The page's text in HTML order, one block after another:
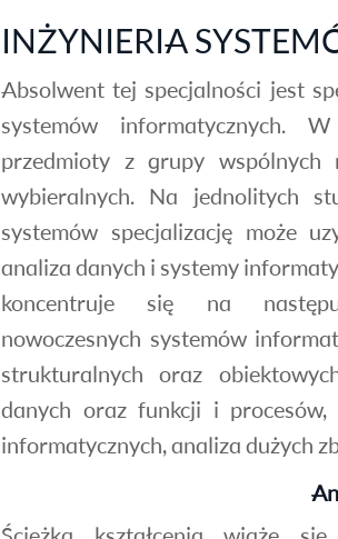
INŻYNIERIA
Absolwent tej specjalności jest
systemów informatycznych.
przedmioty z grupy wspólnych
wybieralnych. Na jednolitych
systemów specjalizację może
analiza danych i systemy
koncentruje się na
nowoczesnych systemów
strukturalnych oraz
danych oraz funkcji i procesów,
informatycznych, analiza dużych